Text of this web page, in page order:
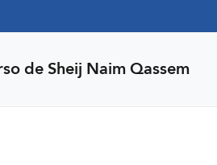
de Sheij Naim Qassem